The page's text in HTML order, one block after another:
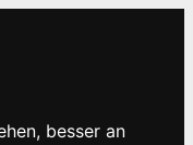
besser an